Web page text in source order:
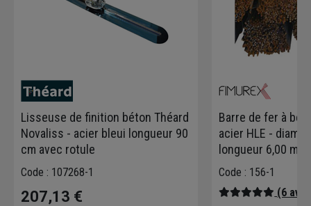
Lisseuse de finition béton Théard
Novaliss - acier bleui longueur 90
cm avec rotule
Code : 107268-1
207,13 €
Barre de fer à
acier HLE -
longueur 6,00 ml
Code : 156-1
(6